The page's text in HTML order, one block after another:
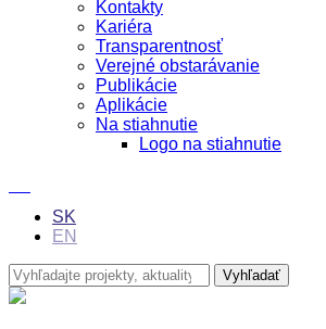
Kontakty
Kariéra
Transparentnosť
Verejné obstarávanie
Publikácie
Aplikácie
Na stiahnutie
Logo na stiahnutie
SK
EN